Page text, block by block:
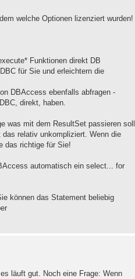
welche Optionen lizenziert wurden!
Funktionen direkt DB
für Sie und erleichtern die
DBAccess ebenfalls abfragen -
direkt, haben.
was mit dem ResultSet passieren soll.
relativ unkompliziert. Wenn die
das richtige für Sie!
automatisch ein select... for
können das Statement beliebig
läuft gut. Noch eine Frage: Wenn